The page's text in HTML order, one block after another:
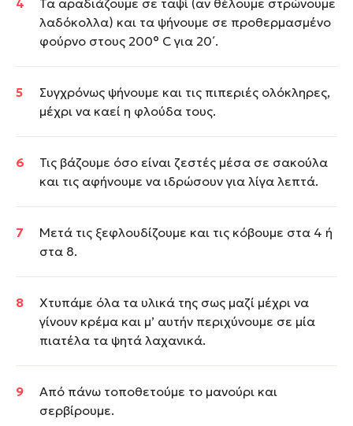
Τα αραδιάζουμε σε ταψί (αν θέλουμε στρώνουμε
λαδόκολλα) και τα ψήνουμε σε προθερμασμένο
φούρνο στους 200° C για 20΄.
Συγχρόνως ψήνουμε και τις πιπεριές ολόκληρες,
μέχρι να καεί η φλούδα τους.
Τις βάζουμε όσο είναι ζεστές μέσα σε σακούλα
και τις αφήνουμε να ιδρώσουν για λίγα λεπτά.
Μετά τις ξεφλουδίζουμε και τις κόβουμε στα 4 ή
στα 8.
Χτυπάμε όλα τα υλικά της σως μαζί μέχρι να
γίνουν κρέμα και μ’ αυτήν περιχύνουμε σε μία
πιατέλα τα ψητά λαχανικά.
Από πάνω τοποθετούμε το μανούρι και
σερβίρουμε.